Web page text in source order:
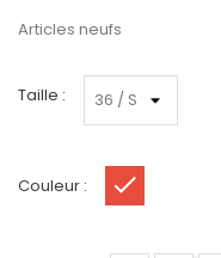
Articles neufs
Taille :
Couleur :